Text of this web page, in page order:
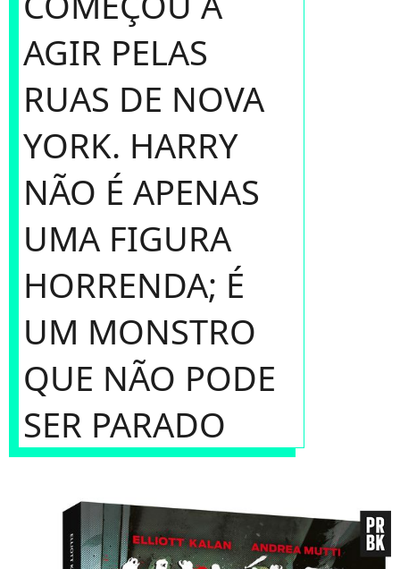
AGIR PELAS
RUAS DE NOVA
YORK. HARRY
NÃO É APENAS
UMA FIGURA
HORRENDA; É
UM MONSTRO
QUE NÃO PODE
SER PARADO